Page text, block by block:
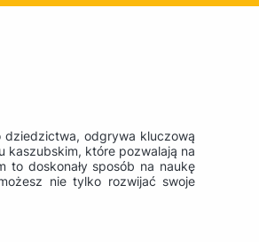
odgrywa kluczową
kaszubskim, które pozwalają na
to doskonały sposób na naukę
nie tylko rozwijać swoje